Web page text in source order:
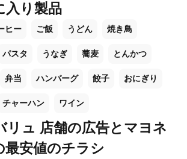
入り製品
ヒー ご飯 うどん 焼き鳥
パスタ うなぎ 蕎麦 とんかつ
弁当 ハンバーグ 餃子 おにぎり
チャーハン ワイン
リュ 店舗の広告とマヨネ
最安値のチラシ